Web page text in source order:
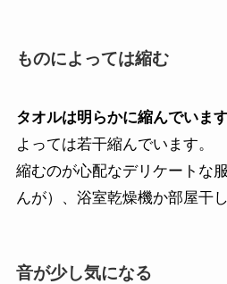
ものによっては縮む
タオルは明らかに縮んでいます
よっては若干縮んでいます。
縮むのが心配なデリケートな
んが）、浴室乾燥機か部屋干
音が少し気になる